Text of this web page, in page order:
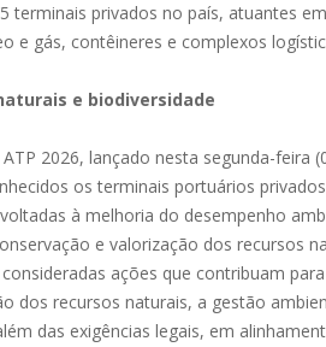
terminais privados no país, atuantes
e gás, contêineres e complexos
e biodiversidade
2026, lançado nesta segunda-feira
os terminais portuários
à melhoria do desempenho
e valorização dos recursos
ações que contribuam
dos recursos naturais, a gestão
das exigências legais, em